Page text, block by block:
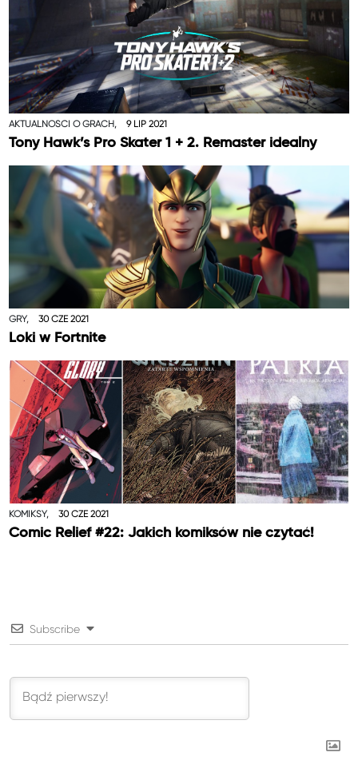
AKTUALNOŚCI O GRACH, 9 LIP 2021
Tony Hawk’s Pro Skater 1 + 2. Remaster idealny
GRY, 30 CZE 2021
Loki w Fortnite
KOMIKSY, 30 CZE 2021
Comic Relief #22: Jakich komiksów nie czytać!
Subscribe